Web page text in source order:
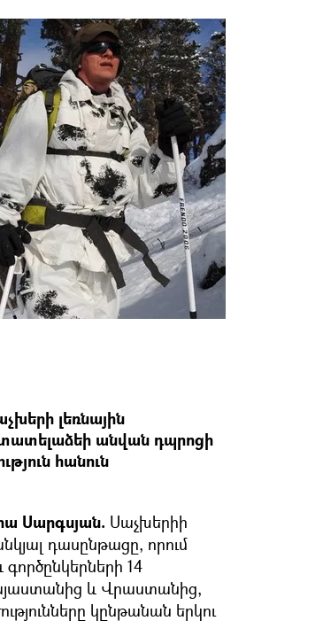
լեռնային
անվան դպրոցի
հանուն
Սարգսյան. Սաչխերիի
դասընթացը, որում
14
և Վրաստանից,
կընթանան երկու